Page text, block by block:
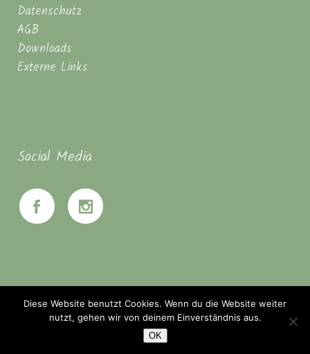
Datenschutz
AGB
Downloads
Externe Links
Social Media
© Seminarhaus Mahanbir - Zwischen Hannover & Braunschweig
Diese Website benutzt Cookies. Wenn du die Website weiter
nutzt, gehen wir von deinem Einverständnis aus.
OK